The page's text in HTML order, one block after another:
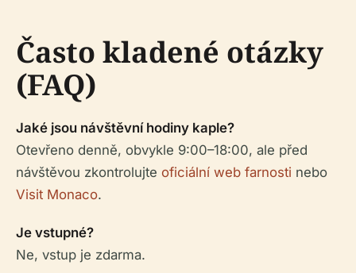
Často kladené otázky
(FAQ)
Jaké jsou návštěvní hodiny kaple?
Otevřeno denně, obvykle 9:00–18:00, ale před
návštěvou zkontrolujte oficiální web farnosti nebo
Visit Monaco.
Je vstupné?
Ne, vstup je zdarma.